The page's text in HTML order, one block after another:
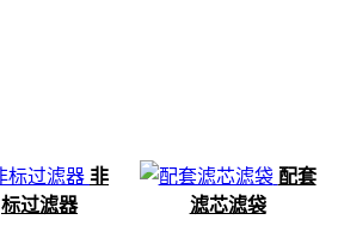
非
标过滤器
配套
滤芯滤袋